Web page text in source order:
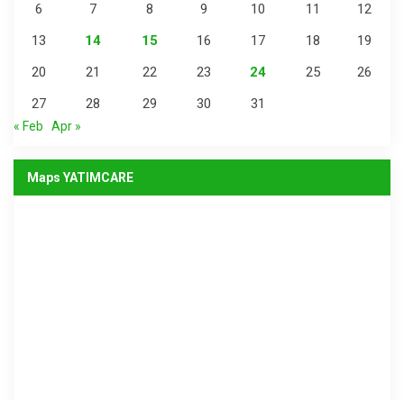
6
7 8 9 10 11
12
13
14 15 16 17 18
19
20
21 22 23 24 25
26
27
28 29 30 31
« Feb Apr »
Maps YATIMCARE